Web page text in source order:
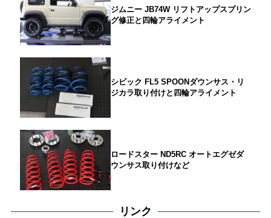
ジムニー JB74W リフトアップスプリン
グ修正と四輪アライメント
シビック FL5 SPOONダウンサス・リ
ジカラ取り付けと四輪アライメント
ロードスター ND5RC オートエグゼダ
ウンサス取り付けなど
リンク